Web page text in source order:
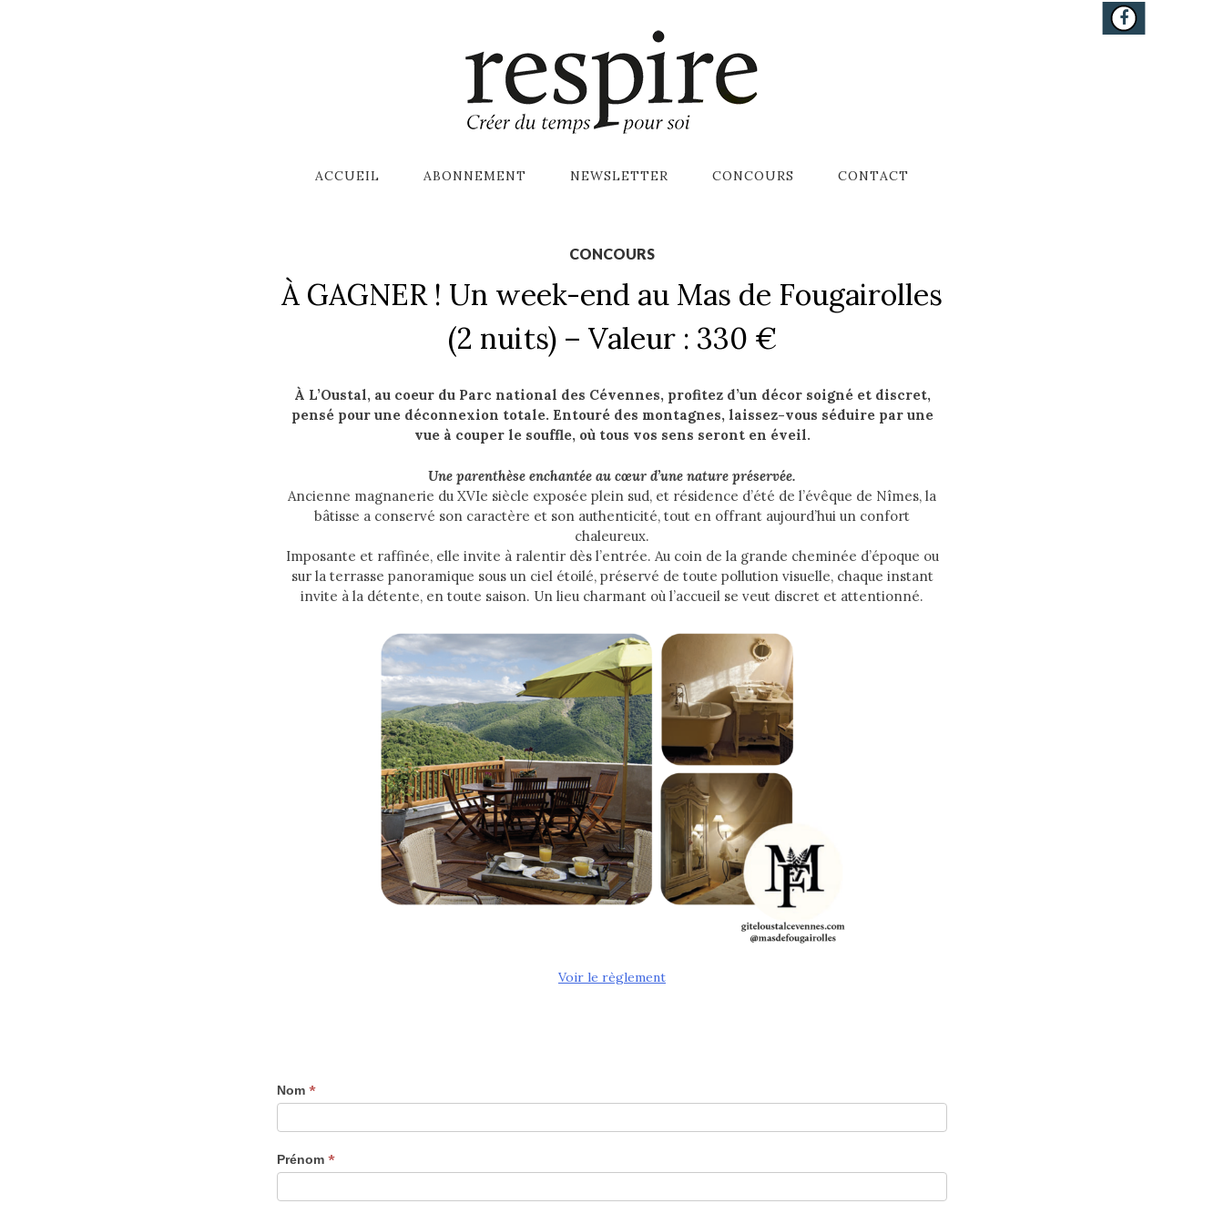
ACCUEIL ABONNEMENT NEWSLETTER CONCOURS CONTACT
CONCOURS
À GAGNER ! Un week-end au Mas de Fougairolles
(2 nuits) – Valeur : 330 €
À L’Oustal, au coeur du Parc national des Cévennes, profitez d’un décor soigné et discret,
pensé pour une déconnexion totale. Entouré des montagnes, laissez-vous séduire par une
vue à couper le souffle, où tous vos sens seront en éveil.
Une parenthèse enchantée au cœur d’une nature préservée.
Ancienne magnanerie du XVIe siècle exposée plein sud, et résidence d’été de l’évêque de Nîmes, la
bâtisse a conservé son caractère et son authenticité, tout en offrant aujourd’hui un confort
chaleureux.
Imposante et raffinée, elle invite à ralentir dès l’entrée. Au coin de la grande cheminée d’époque ou
sur la terrasse panoramique sous un ciel étoilé, préservé de toute pollution visuelle, chaque instant
invite à la détente, en toute saison. Un lieu charmant où l’accueil se veut discret et attentionné.
Voir le règlement
Nom *
Prénom *